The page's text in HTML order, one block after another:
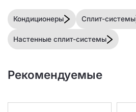
Кондиционеры Сплит-системы
Настенные сплит-системы
Рекомендуемые